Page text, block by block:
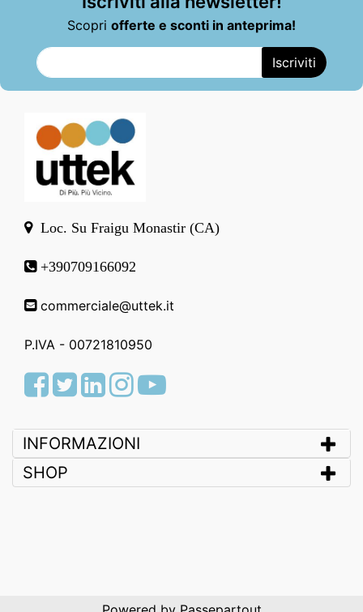
Scopri offerte e sconti in anteprima!
Loc. Su Fraigu Monastir (CA)
+390709166092
commerciale@uttek.it
P.IVA - 00721810950
Facebook
TwitterLinkedInInstagram
Youtube
INFORMAZIONI
SHOP